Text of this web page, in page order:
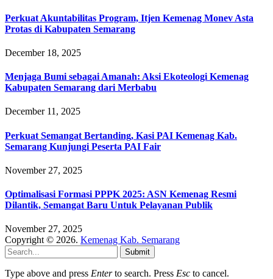
Perkuat Akuntabilitas Program, Itjen Kemenag Monev Asta
Protas di Kabupaten Semarang
December 18, 2025
Menjaga Bumi sebagai Amanah: Aksi Ekoteologi Kemenag
Kabupaten Semarang dari Merbabu
December 11, 2025
Perkuat Semangat Bertanding, Kasi PAI Kemenag Kab.
Semarang Kunjungi Peserta PAI Fair
November 27, 2025
Optimalisasi Formasi PPPK 2025: ASN Kemenag Resmi
Dilantik, Semangat Baru Untuk Pelayanan Publik
November 27, 2025
Copyright © 2026. Kemenag Kab. Semarang
Submit
Type above and press Enterto search. Press Esc to cancel.